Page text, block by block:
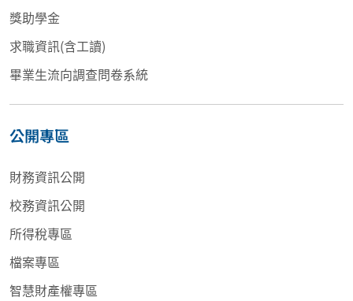
獎助學金
求職資訊(含工讀)
畢業生流向調查問卷系統
公開專區
財務資訊公開
校務資訊公開
所得稅專區
檔案專區
智慧財產權專區